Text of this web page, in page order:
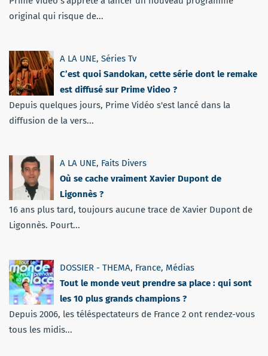
original qui risque de...
A LA UNE, Séries Tv
C’est quoi Sandokan, cette série dont le remake
est diffusé sur Prime Video ?
Depuis quelques jours, Prime Vidéo s'est lancé dans la
diffusion de la vers...
A LA UNE, Faits Divers
Où se cache vraiment Xavier Dupont de
Ligonnès ?
16 ans plus tard, toujours aucune trace de Xavier Dupont de
Ligonnès. Pourt...
DOSSIER - THEMA, France, Médias
Tout le monde veut prendre sa place : qui sont
les 10 plus grands champions ?
Depuis 2006, les téléspectateurs de France 2 ont rendez-vous
tous les midis...